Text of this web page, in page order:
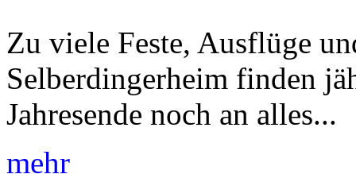
Zu viele Feste, Ausflüge
Selberdingerheim finden
Jahresende noch an alles...
mehr